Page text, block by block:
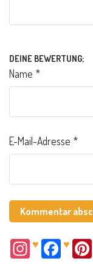
DEINE BEWERTUNG;
Name *
E-Mail-Adresse *
♥ ♥